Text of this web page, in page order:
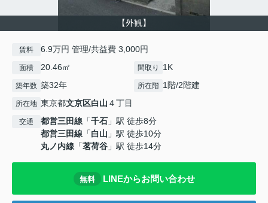
【外観】
賃料 6.9万円 管理/共益費 3,000円
面積 20.46㎡ 間取り 1K
築年数 築32年 所在階 1階/2階建
所在地 東京都文京区白山 ４丁目
交通 都営三田線 「千石 」駅 徒歩8分
都営三田線 「白山 」駅 徒歩10分
丸ノ内線 「茗荷谷 」駅 徒歩14分
無料 LINEからお問い合わせ